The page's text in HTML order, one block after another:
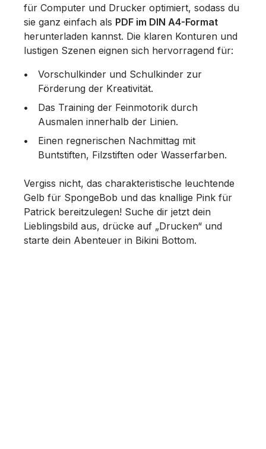
für Computer und Drucker optimiert, sodass du
sie ganz einfach als PDF im DIN A4-Format
herunterladen kannst. Die klaren Konturen und
lustigen Szenen eignen sich hervorragend für:
Vorschulkinder und Schulkinder zur
Förderung der Kreativität.
Das Training der Feinmotorik durch
Ausmalen innerhalb der Linien.
Einen regnerischen Nachmittag mit
Buntstiften, Filzstiften oder Wasserfarben.
Vergiss nicht, das charakteristische leuchtende
Gelb für SpongeBob und das knallige Pink für
Patrick bereitzulegen! Suche dir jetzt dein
Lieblingsbild aus, drücke auf „Drucken“ und
starte dein Abenteuer in Bikini Bottom.